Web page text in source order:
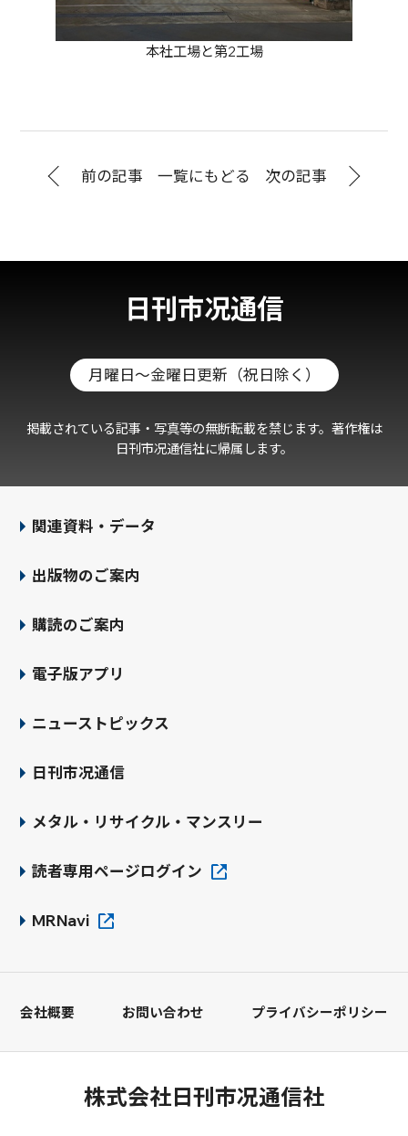
本社工場と第2工場
前の記事 一覧にもどる 次の記事
日刊市况通信
月曜日～金曜日更新（祝日除く）
掲載されている記事・写真等の無断転載を禁じます。著作権は
日刊市况通信社に帰属します。
関連資料・データ
出版物のご案内
購読のご案内
電子版アプリ
ニューストピックス
日刊市况通信
メタル・リサイクル・マンスリー
読者専用ページログイン
MRNavi
会社概要 お問い合わせ プライバシーポリシー
株式会社日刊市况通信社